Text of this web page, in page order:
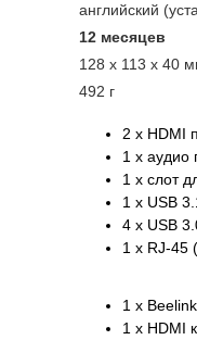
английский
12 месяцев
128 x 113 x 40
492 г
2 x HDMI
1 x аудио
1 x слот
1 x USB
4 x USB
1 x RJ-45
1 x
1 x HDMI